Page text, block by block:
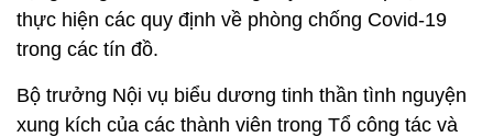
thực hiện các quy định về phòng chống Covid-19
trong các tín đồ.
Bộ trưởng Nội vụ biểu dương tinh thần tình nguyện
xung kích của các thành viên trong Tổ công tác và